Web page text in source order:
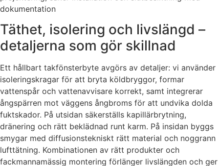
dokumentation
Täthet, isolering och livslängd –
detaljerna som gör skillnad
Ett hållbart takfönsterbyte avgörs av detaljer: vi använder
isoleringskragar för att bryta köldbryggor, formar
vattenspår och vattenavvisare korrekt, samt integrerar
ångspärren mot väggens ångbroms för att undvika dolda
fuktskador. På utsidan säkerställs kapillärbrytning,
dränering och rätt beklädnad runt karm. På insidan byggs
smygar med diffusionstekniskt rätt material och noggrann
lufttätning. Kombinationen av rätt produkter och
fackmannamässig montering förlänger livslängden och ger